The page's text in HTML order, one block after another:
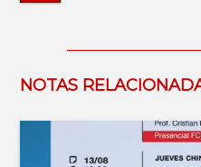
NOTAS